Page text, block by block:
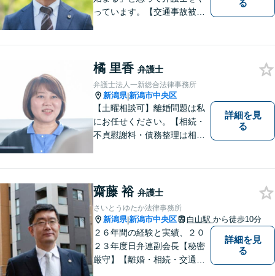
っています。【交通事故被害
災・不貞慰謝料は相談料初回
無料】【顧問先企業300社以
上】
る
橘 里香 弁護士
弁護士法人一新総合法律事務所
新潟県|新潟市中央区
【土曜相談可】離婚問題は私
にお任せください。【相続・
不貞慰謝料・債務整理は相談
く）】
詳細を見
る
齋藤 裕 弁護士
さいとうゆたか法律事務所
新潟県|新潟市中央区 白山駅 から徒歩10分
２６年間の経験と実績、２０
２３年度日弁連副会長【秘密
厳守】【離婚・相続・交通事
詳細を見
る